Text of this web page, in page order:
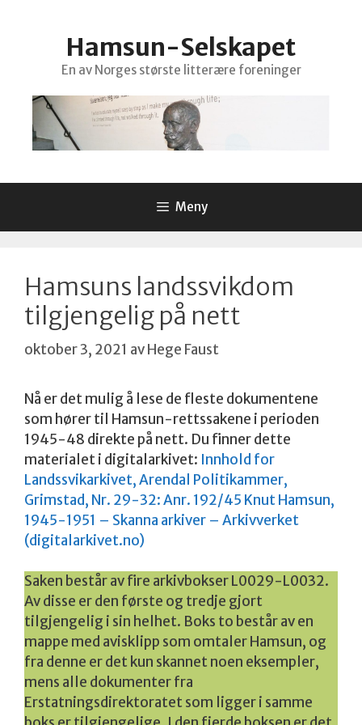
Hamsun-Selskapet
En av Norges største litterære foreninger
Meny
Hamsuns landssvikdom
tilgjengelig på nett
oktober 3, 2021 avHege Faust
Nå er det mulig å lese de fleste dokumentene
som hører til Hamsun-rettssakene i perioden
1945-48 direkte på nett. Du finner dette
materialet i digitalarkivet: Innhold for
Landssvikarkivet, Arendal Politikammer,
Grimstad, Nr. 29-32: Anr. 192/45 Knut Hamsun,
1945-1951 – Skanna arkiver – Arkivverket
(digitalarkivet.no)
Saken består av fire arkivbokser L0029-L0032.
Av disse er den første og tredje gjort
tilgjengelig i sin helhet. Boks to består av en
mappe med avisklipp som omtaler Hamsun, og
fra denne er det kun skannet noen eksempler,
mens alle dokumenter fra
Erstatningsdirektoratet som ligger i samme